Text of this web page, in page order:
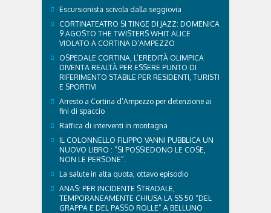
Escursionista scivola dalla seggiovia
CORTINATEATRO SI TINGE DI JAZZ: DOMENICA
9 AGOSTO THE TWISTERS WHIT ALICE
VIOLATO A CORTINA D’AMPEZZO
OSPEDALE CORTINA, L’EREDITÀ OLIMPICA
DIVENTA REALTÀ PER ESSERE PUNTO DI
RIFERIMENTO STABILE PER RESIDENTI, TURISTI
E SPORTIVI
Arresto a Cortina d’Ampezzo per detenzione ai
fini di spaccio
Raffica di interventi in montagna
IL COLONNELLO FILIPPO VANNI PUBBLICA UN
NUOVO LIBRO : “SI POSSIEDONO LE COSE,
NON LE PERSONE”.
La salute in alta quota, ottavo episodio
ANAS: PER INCIDENTE STRADALE,
TEMPORANEAMENTE CHIUSA LA SS 50 “DEL
GRAPPA E DEL PASSO ROLLE” A BELLUNO